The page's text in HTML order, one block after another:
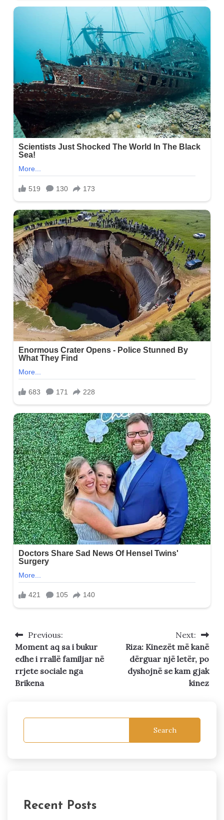
Post
navigation
Previous:
Moment aq sa i bukur
edhe i rrallë familjar në
rrjete sociale nga
Brikena
Next:
Riza: Kinezët më kanë
dërguar një letër, po
dyshojnë se kam gjak
kinez
Search
Recent Posts